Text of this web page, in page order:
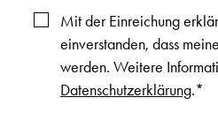
Mit der Einreichung
einverstanden, dass
werden. Weitere
Datenschutzerklärung.*